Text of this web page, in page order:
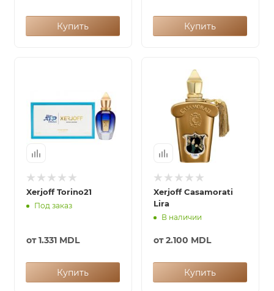
Купить Купить
Xerjoff Torino21
Под заказ
от1.331 MDL
Купить
Xerjoff Casamorati
Lira
В наличии
от2.100 MDL
Купить